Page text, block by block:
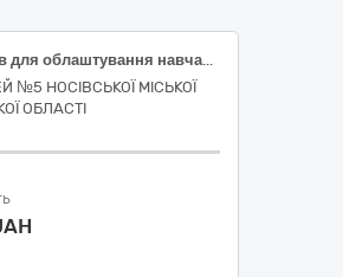
Комплекти меблів для облаштування навчальних кабінетів природничої освітньої галузі (біології та хімії), код 39160000-1 Шкільні меблі за ДК 021:2015 Єдиного закупівельного словника
№5 НОСІВСЬКОЇ МІСЬКОЇ
ОБЛАСТІ